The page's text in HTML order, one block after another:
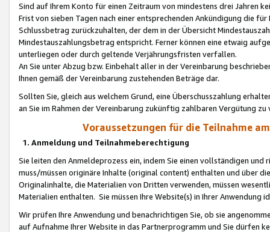
Sind auf Ihrem Konto für einen Zeitraum von mindestens drei Jahren
Frist von sieben Tagen nach einer entsprechenden Ankündigung die
Schlussbetrag zurückzuhalten, der dem in der Übersicht
Mindestauszahlungsbetrag entspricht. Ferner können eine etwaig
unterliegen oder durch geltende Verjährungsfristen verfallen.
An Sie unter Abzug bzw. Einbehalt aller in der Vereinbarung
Ihnen gemäß der Vereinbarung zustehenden Beträge dar.
Sollten Sie, gleich aus welchem Grund, eine Überschusszahlung
an Sie im Rahmen der Vereinbarung zukünftig zahlbaren Vergütung zu
Voraussetzungen für die Teilnahme
1. Anmeldung und Teilnahmeberechtigung
Sie leiten den Anmeldeprozess ein, indem Sie einen vollständigen
muss/müssen originäre Inhalte (original content) enthalten und über
Originalinhalte, die Materialien von Dritten verwenden, müssen
Materialien enthalten. Sie müssen Ihre Website(s) in Ihrer Anwendung
Wir prüfen Ihre Anwendung und benachrichtigen Sie, ob sie
auf Aufnahme Ihrer Website in das Partnerprogramm und Sie dürfen